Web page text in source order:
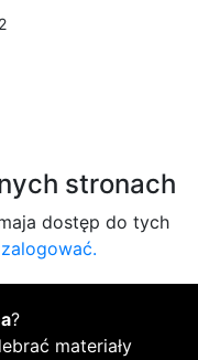
stronach
dostęp do tych
?
materiały